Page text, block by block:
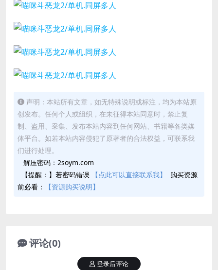
声明：本站所有文章，如无特殊说明或标注，均为本站原
创发布。任何个人或组织，在未征得本站同意时，禁止复
制、盗用、采集、发布本站内容到任何网站、书籍等各类媒
体平台。如若本站内容侵犯了原著者的合法权益，可联系我
们进行处理。
解压密码：2soym.com
【提醒：】若密码错误
【点此可以直接联系我】
购买资源
前必看：
【资源购买说明】
评论(0)
登录后评论